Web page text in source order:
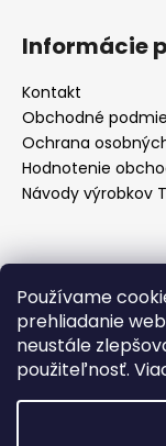
Používame
prehliadanie
neustále
použiteľnosť.
Informácie
Kontakt
Obchodné
Ochrana
Hodnotenie
Návody výrobkov
info@tecak.sk
0908 996 379